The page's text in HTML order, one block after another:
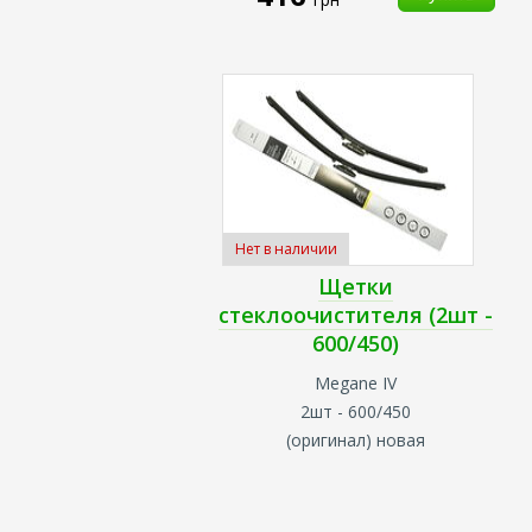
Нет в наличии
Щетки
стеклоочистителя (2шт -
600/450)
Megane IV
2шт - 600/450
(оригинал) новая